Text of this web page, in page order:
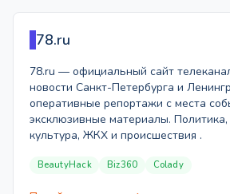
78.ru
78.ru — официальный сайт
новости Санкт-Петербурга и
оперативные репортажи с места
эксклюзивные материалы. Политика,
культура, ЖКХ и происшествия .
BeautyHack Biz360 Colady